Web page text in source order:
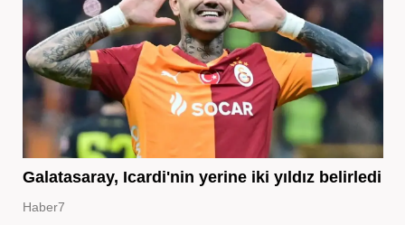
Galatasaray, Icardi'nin yerine iki yıldız belirledi
Haber7